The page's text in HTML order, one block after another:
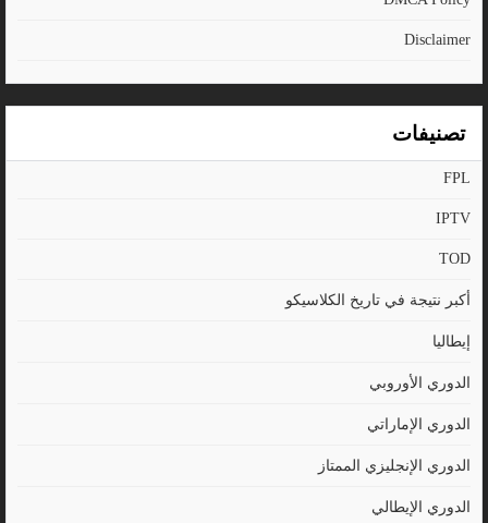
Disclaimer
تصنيفات
FPL
IPTV
TOD
أكبر نتيجة في تاريخ الكلاسيكو
إيطاليا
الدوري الأوروبي
الدوري الإماراتي
الدوري الإنجليزي الممتاز
الدوري الإيطالي